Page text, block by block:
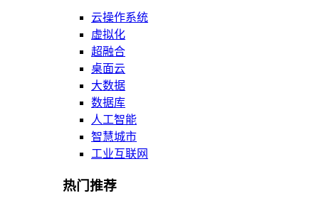
云操作系统
虚拟化
超融合
桌面云
大数据
数据库
人工智能
智慧城市
工业互联网
热门推荐